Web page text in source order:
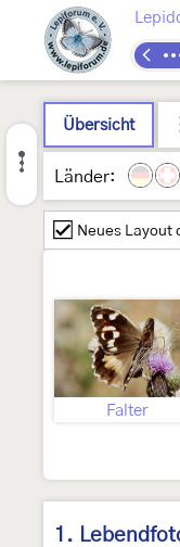
Übersicht
Länder:
Neues Layout
Falter
1.